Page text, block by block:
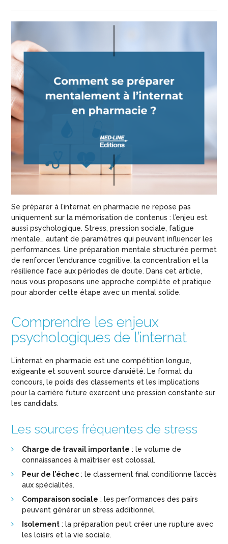
Se préparer à l’internat en pharmacie ne repose pas
uniquement sur la mémorisation de contenus : l’enjeu est
aussi psychologique. Stress, pression sociale, fatigue
mentale… autant de paramètres qui peuvent influencer les
performances. Une préparation mentale structurée permet
de renforcer l’endurance cognitive, la concentration et la
résilience face aux périodes de doute. Dans cet article,
nous vous proposons une approche complète et pratique
pour aborder cette étape avec un mental solide.
Comprendre les enjeux
psychologiques de l’internat
L’internat en pharmacie est une compétition longue,
exigeante et souvent source d’anxiété. Le format du
concours, le poids des classements et les implications
pour la carrière future exercent une pression constante sur
les candidats.
Les sources fréquentes de stress
Charge de travail importante : le volume de
connaissances à maîtriser est colossal.
Peur de l’échec: le classement final conditionne l’accès
aux spécialités.
Comparaison sociale : les performances des pairs
peuvent générer un stress additionnel.
Isolement: la préparation peut créer une rupture avec
les loisirs et la vie sociale.